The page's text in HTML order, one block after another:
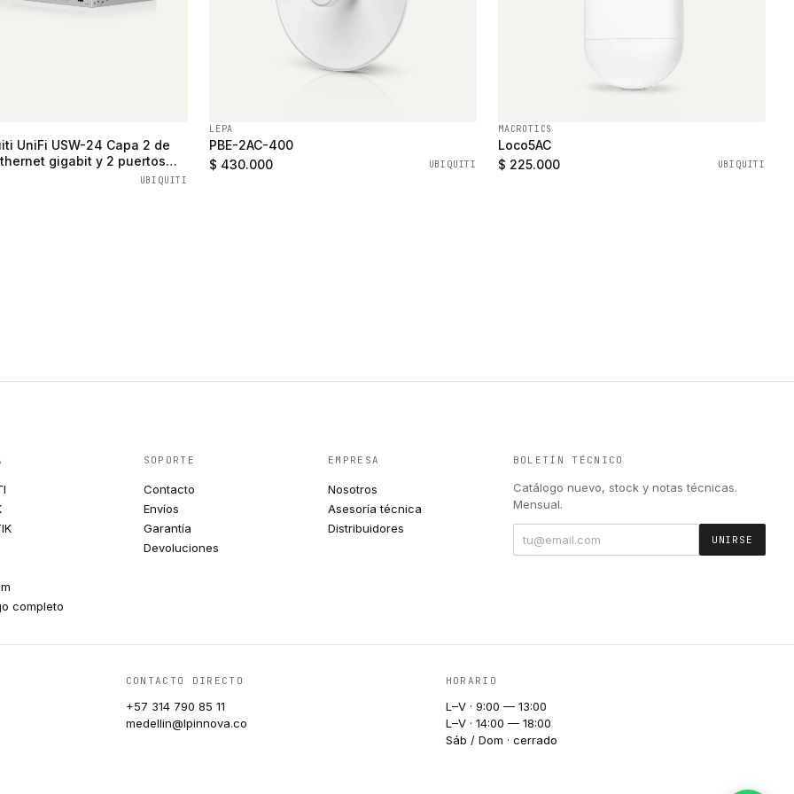
UniFi USW-24 Capa 2 de
gigabit y 2 puertos
UBIQUITI
LEPA
PBE-2AC-400
$ 430.000
UBIQUITI
MACROTICS
Loco5AC
$ 225.000
UBIQUITI
completo
SOPORTE
Contacto
Envíos
Garantía
Devoluciones
EMPRESA
Nosotros
Asesoría técnica
Distribuidores
BOLETÍN TÉCNICO
Catálogo nuevo, stock y notas técnicas.
Mensual.
UNIRSE
CONTACTO DIRECTO
+57 314 790 85 11
medellin@lpinnova.co
HORARIO
L–V · 9:00 — 13:00
L–V · 14:00 — 18:00
Sáb / Dom · cerrado